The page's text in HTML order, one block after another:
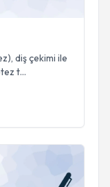
diş çekimi ile
t...